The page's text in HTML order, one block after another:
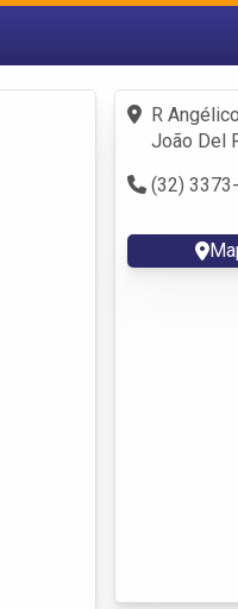
Fazer login
Criar conta
R
João Del
(32)